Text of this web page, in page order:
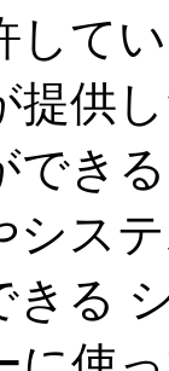
して
提供
でき
シス
きる